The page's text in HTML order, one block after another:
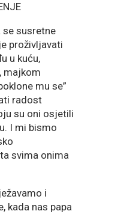
se susretne
proživljavati
u kuću,
majkom
mu se”
radost
su oni osjetili
I mi bismo
svima onima
i
kada nas papa